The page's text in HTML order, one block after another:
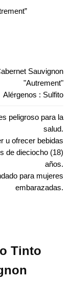
Sauvignon
"Autrement"
Alérgenos : Sulfito
peligroso para la
salud.
u ofrecer bebidas
de dieciocho (18)
años.
para mujeres
embarazadas.
Tinto